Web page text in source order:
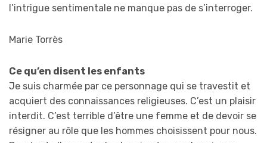
l’intrigue sentimentale ne manque pas de s’interroger.
Marie Torrès
Ce qu’en disent les enfants
Je suis charmée par ce personnage qui se travestit et
acquiert des connaissances religieuses. C’est un plaisir
interdit. C’est terrible d’être une femme et de devoir se
résigner au rôle que les hommes choisissent pour nous.